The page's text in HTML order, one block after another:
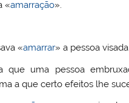
«amarração».
«amarrar» a pessoa
que uma pessoa
a que certo efeitos lhe